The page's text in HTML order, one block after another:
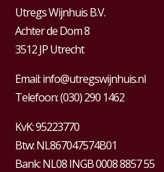
Utregs Wijnhuis B.V.
Achter de Dom 8
3512 JP Utrecht
Email:info@utregswijnhuis.nl
Telefoon:(030) 290 1462
KvK:95223770
Btw:NL867047574B01
Bank: NL08 INGB 0008 8857 55